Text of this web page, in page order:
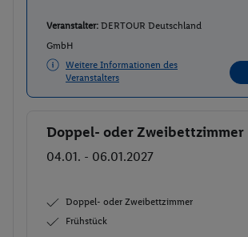
Veranstalter: DERTOUR Deutschland
GmbH
Weitere Informationen des
Veranstalters
Buchen
Doppel- oder Zweibettzimmer
04.01. - 06.01.2027
Doppel- oder Zweibettzimmer
Frühstück